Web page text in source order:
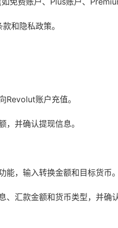
和隐私政策。
Revolut账户充值。
，并确认提现信息。
能，输入转换金额和目标货币。
、汇款金额和货币类型，并确